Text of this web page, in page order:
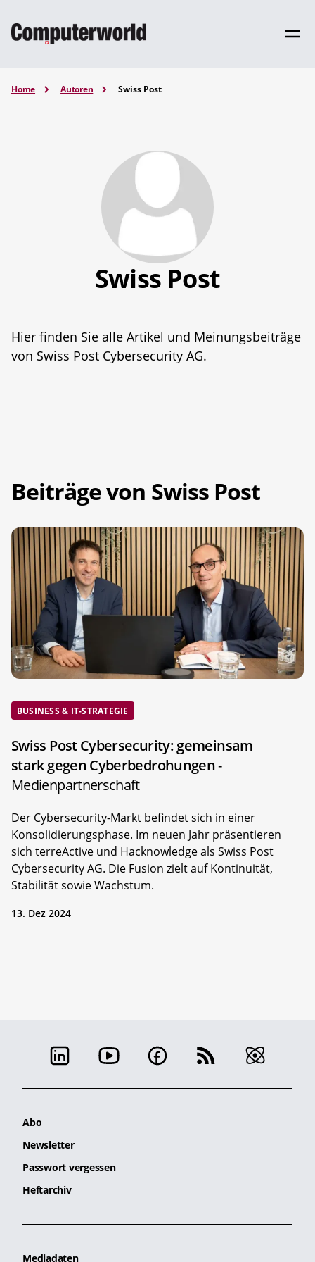
Home Autoren Swiss Post
Swiss Post
Hier finden Sie alle Artikel und Meinungsbeiträge
von Swiss Post Cybersecurity AG.
Beiträge von Swiss Post
BUSINESS & IT-STRATEGIE
Swiss Post Cybersecurity: gemeinsam
stark gegen Cyberbedrohungen-
Medienpartnerschaft
Der Cybersecurity-Markt befindet sich in einer
Konsolidierungsphase. Im neuen Jahr präsentieren
sich terreActive und Hacknowledge als Swiss Post
Cybersecurity AG. Die Fusion zielt auf Kontinuität,
Stabilität sowie Wachstum.
13. Dez 2024
Abo
Newsletter
Passwort vergessen
Heftarchiv
Mediadaten